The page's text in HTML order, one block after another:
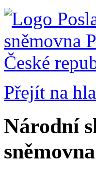
Přejít na
Národní
sněmovna